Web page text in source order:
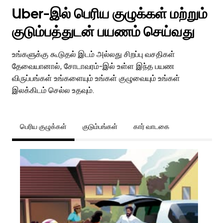
Uber-இல் பெரிய குழுக்கள் மற்றும்
குடும்பத்துடன் பயணம் செய்வது
உங்களுக்கு கூடுதல் இடம் அல்லது சிறப்பு வசதிகள்
தேவையானால், சோடாவரம்-இல் உள்ள இந்த பயண
விருப்பங்கள் உங்களையும் உங்கள் குழுவையும் உங்கள்
இலக்கிடம் செல்ல உதவும்.
பெரிய குழுக்கள் குடும்பங்கள் கார் வாடகை